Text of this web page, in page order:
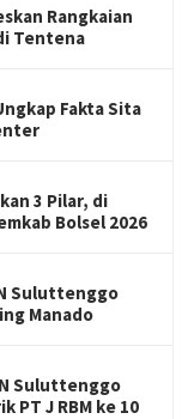
Rangkaian
Tentena
Fakta Sita
3 Pilar, di
Bolsel 2026
Suluttenggo
Manado
Suluttenggo
PT J RBM ke 10